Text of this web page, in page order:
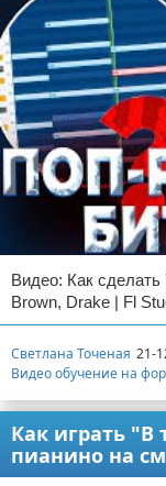
Видео: Как
Brown, Drake | Fl
Светлана Точеная 21-
Видео обучение на
Как играть "В
пианино на